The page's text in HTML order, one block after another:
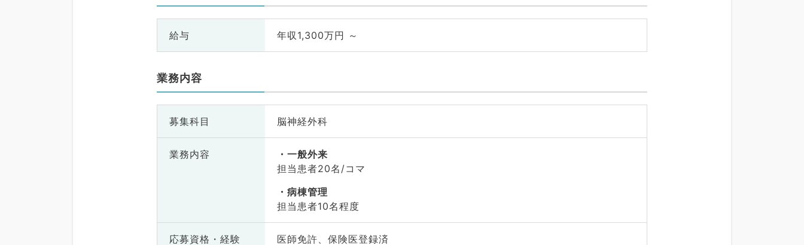
給与 年収1,300万円 ～
業務内容
募集科目 脳神経外科
業務内容
一般外来
担当患者20名/コマ
病棟管理
担当患者10名程度
応募資格・ 経験 医師免許、保険医登録済